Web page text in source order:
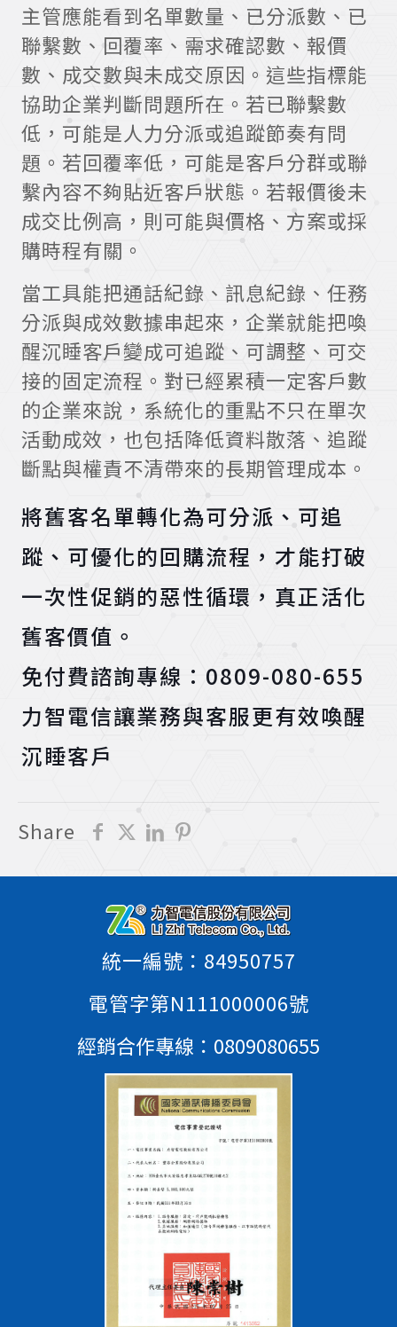
主管應能看到名單數量、已分派數、已
聯繫數、回覆率、需求確認數、報價
數、成交數與未成交原因。這些指標能
協助企業判斷問題所在。若已聯繫數
低，可能是人力分派或追蹤節奏有問
題。若回覆率低，可能是客戶分群或聯
繫內容不夠貼近客戶狀態。若報價後未
成交比例高，則可能與價格、方案或採
購時程有關。
當工具能把通話紀錄、訊息紀錄、任務
分派與成效數據串起來，企業就能把喚
醒沉睡客戶變成可追蹤、可調整、可交
接的固定流程。對已經累積一定客戶數
的企業來說，系統化的重點不只在單次
活動成效，也包括降低資料散落、追蹤
斷點與權責不清帶來的長期管理成本。
將舊客名單轉化為可分派、可追
蹤、可優化的回購流程，才能打破
一次性促銷的惡性循環，真正活化
舊客價值。
免付費諮詢專線： 0809-080-655
力智電信讓業務與客服更有效喚醒
沉睡客戶
Share
統一編號：84950757
電管字第N111000006號
經銷合作專線： 0809080655